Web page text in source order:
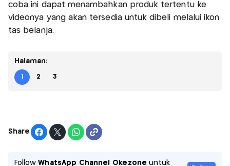
coba ini dapat menambahkan produk tertentu ke
videonya yang akan tersedia untuk dibeli melalui ikon
tas belanja.
Halaman:
1 2 3
Share
FollowWhatsApp Channel Okezone untuk